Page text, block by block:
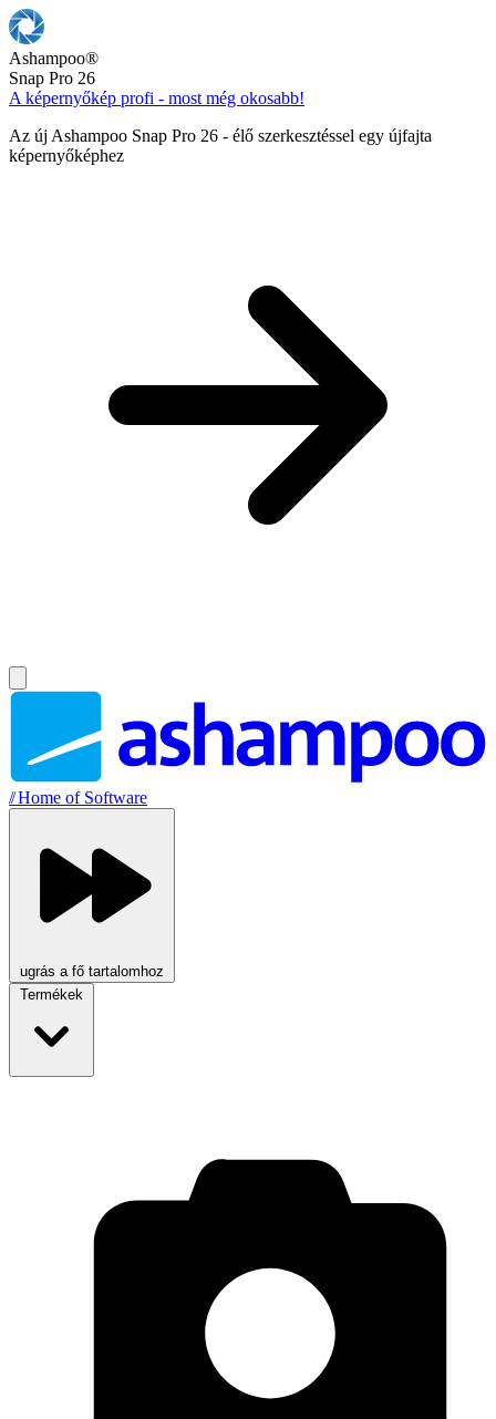
Ashampoo®
Snap Pro 26
A képernyőkép profi - most még okosabb!
Az új Ashampoo Snap Pro 26 - élő szerkesztéssel egy újfajta
képernyőképhez
//Home of Software
ugrás a fő tartalomhoz
Termékek